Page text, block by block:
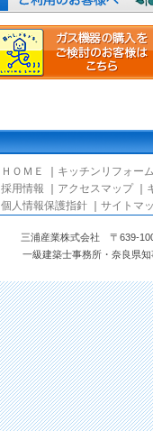
ＨＯＭＥ キッチンリフォーム
採用情報
アクセスマップ｜
個人情報保護指針
サイトマ
三浦産業株式会社 〒639-
一級建築士事務所・奈良県